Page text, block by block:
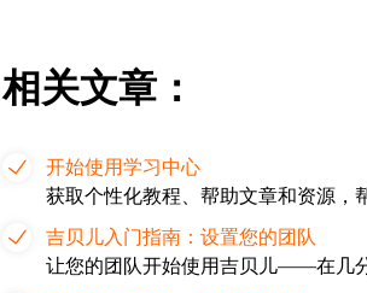
相关文章：
开始使用学习中心
获取个性化教程、帮助文章和资源，
吉贝儿入门指南：设置您的团队
让您的团队开始使用吉贝儿——在几